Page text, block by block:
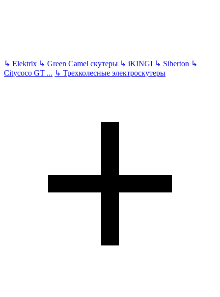
↳ Elektrix ↳ Green Camel скутеры ↳ iKINGI ↳ Siberton ↳
Citycoco GT ... ↳ Трехколесные электроскутеры